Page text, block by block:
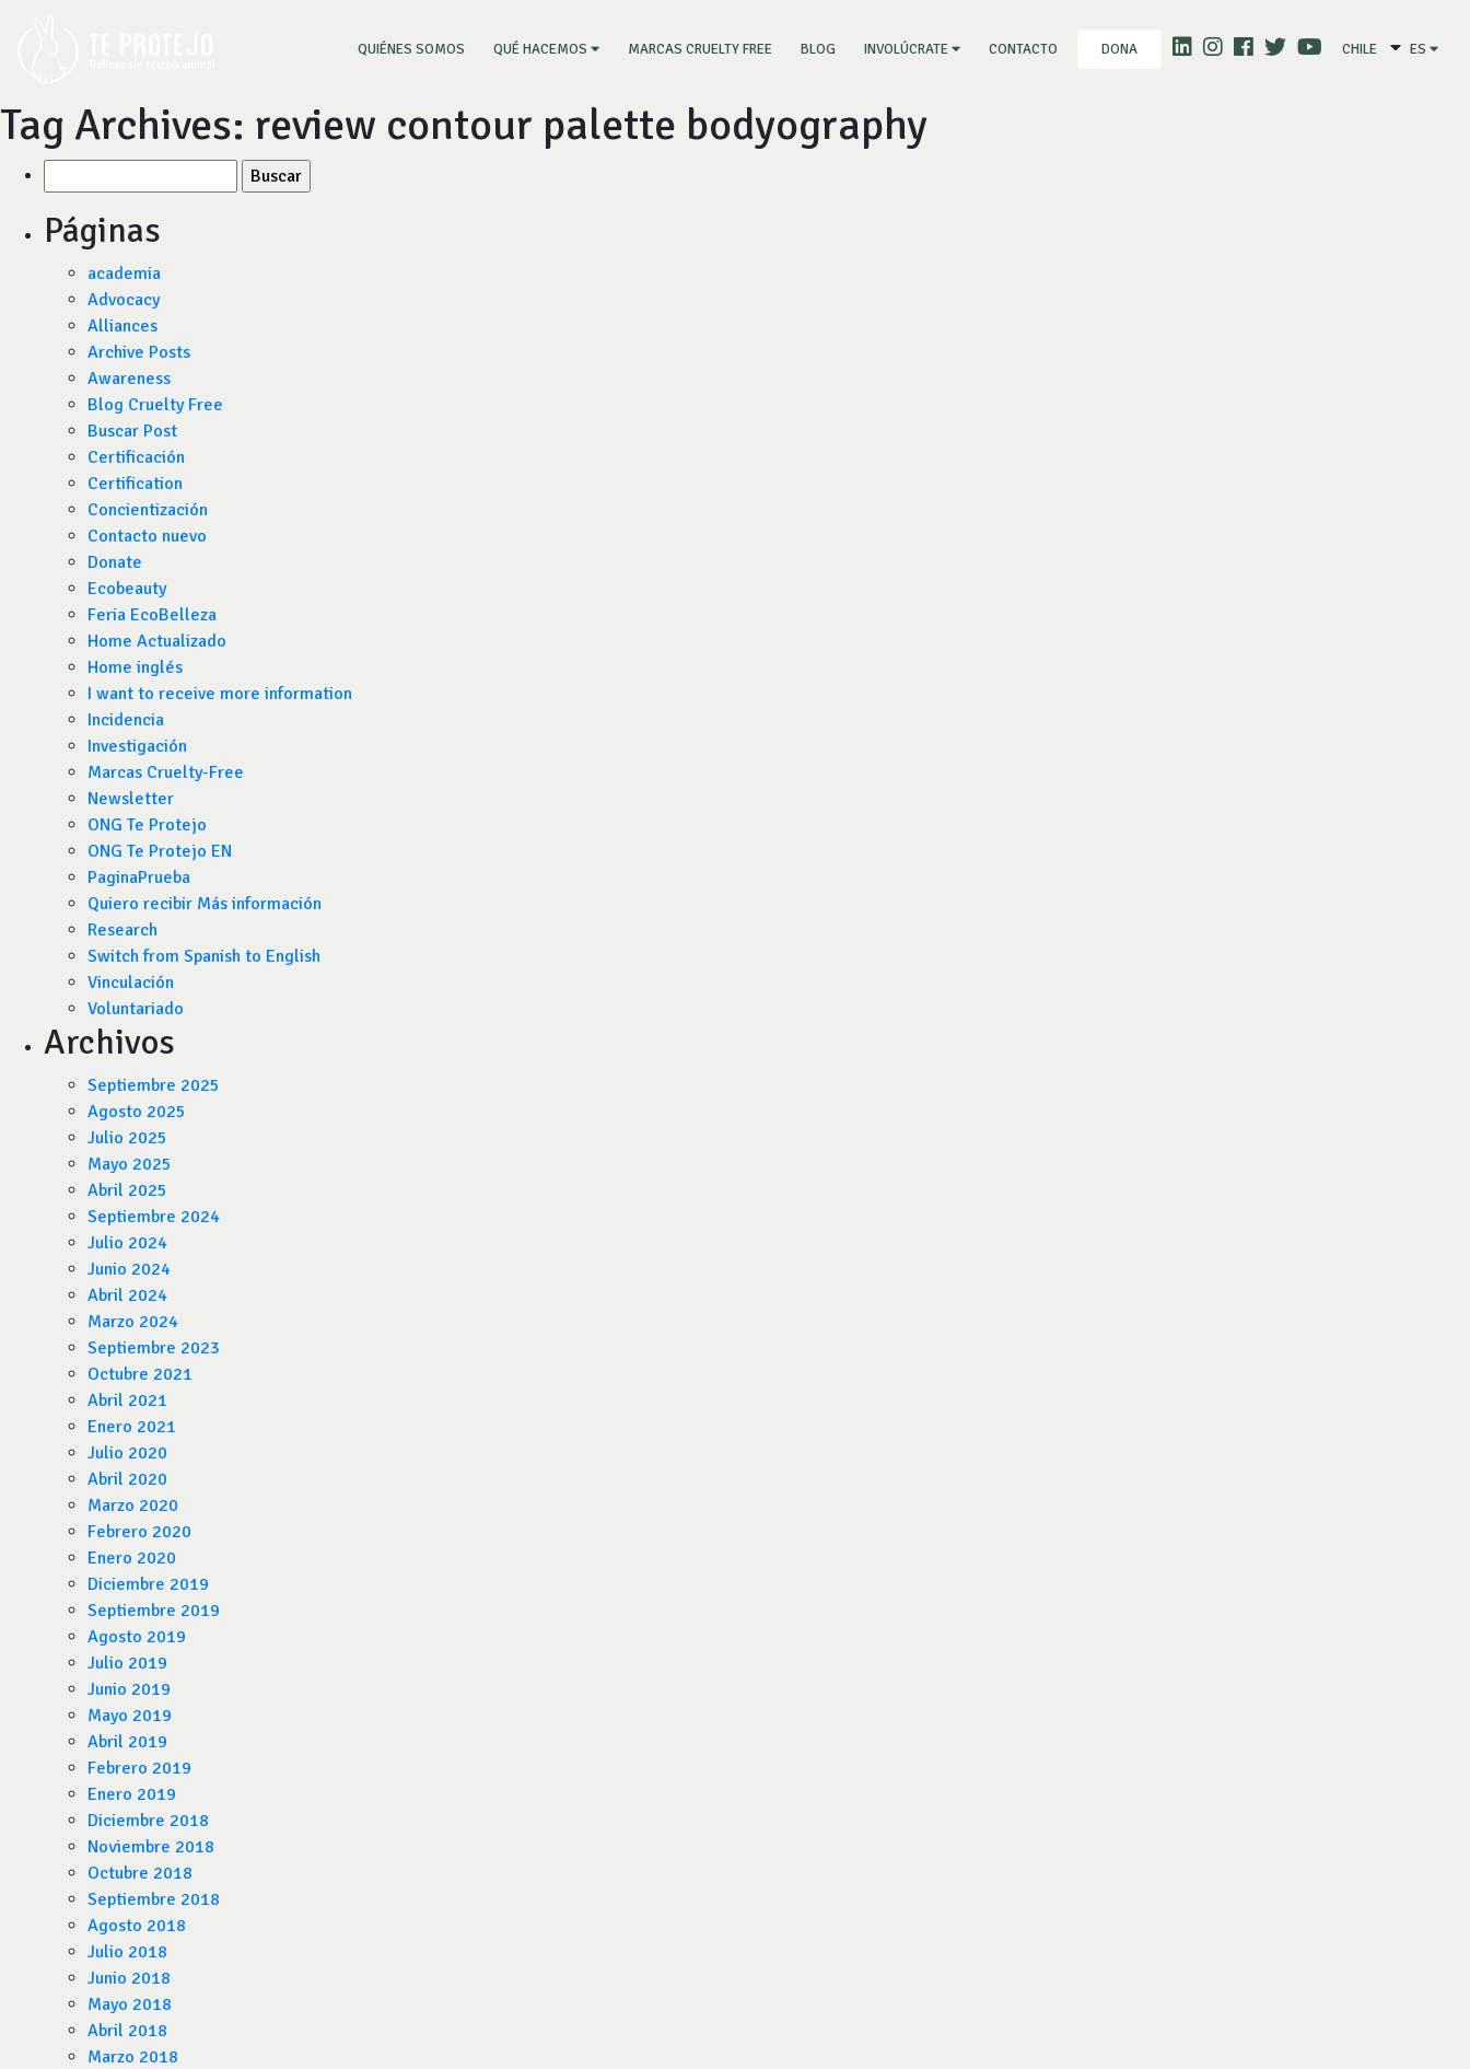
QUIÉNES SOMOS (CURRENT)
QUÉ HACEMOS MARCAS CRUELTY FREE BLOG INVOLÚCRATE CONTACTO DONA CHILE ES
Tag Archives: review contour palette bodyography
por:
Páginas
academia
Advocacy
Alliances
Archive Posts
Awareness
Blog Cruelty Free
Buscar Post
Certificación
Certification
Concientización
Contacto nuevo
Donate
Ecobeauty
Feria EcoBelleza
Home Actualizado
Home inglés
I want to receive more information
Incidencia
Investigación
Marcas Cruelty-Free
Newsletter
ONG Te Protejo
ONG Te Protejo EN
PaginaPrueba
Quiero recibir Más información
Research
Switch from Spanish to English
Vinculación
Voluntariado
Archivos
Septiembre 2025
Agosto 2025
Julio 2025
Mayo 2025
Abril 2025
Septiembre 2024
Julio 2024
Junio 2024
Abril 2024
Marzo 2024
Septiembre 2023
Octubre 2021
Abril 2021
Enero 2021
Julio 2020
Abril 2020
Marzo 2020
Febrero 2020
Enero 2020
Diciembre 2019
Septiembre 2019
Agosto 2019
Julio 2019
Junio 2019
Mayo 2019
Abril 2019
Febrero 2019
Enero 2019
Diciembre 2018
Noviembre 2018
Octubre 2018
Septiembre 2018
Agosto 2018
Julio 2018
Junio 2018
Mayo 2018
Abril 2018
Marzo 2018